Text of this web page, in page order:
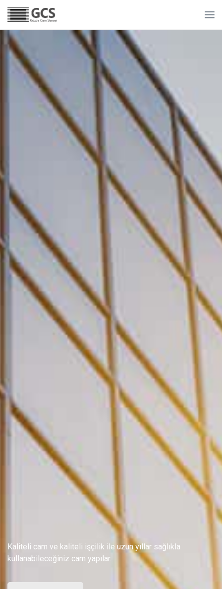
Kaliteli cam ve kaliteli işçilik ile uzun yıllar sağlıkla
kullanabileceğiniz cam yapılar.